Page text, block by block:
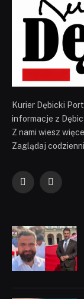
Kurier Dębicki
informacje z
Z nami wiesz
Zaglądaj
FacebookYouTube